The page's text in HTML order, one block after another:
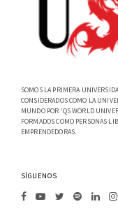
SOMOS LA PRIMERA
CONSIDERADOS COMO LA
MUNDO POR 'QS WORLD
FORMADOS COMO PERSONAS
EMPRENDEDORAS.
SÍGUENOS